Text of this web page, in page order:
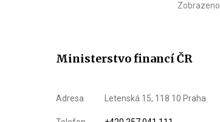
Zobrazeno
Ministerstvo financí ČR
Adresa Letenská 15, 118 10 Praha